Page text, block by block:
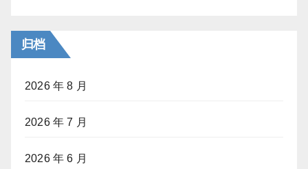
归档
2026 年 8 月
2026 年 7 月
2026 年 6 月